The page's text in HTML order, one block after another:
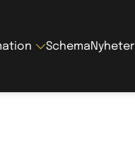
SchemaNyheter